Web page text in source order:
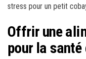
stress pour un petit
Offrir une
pour la